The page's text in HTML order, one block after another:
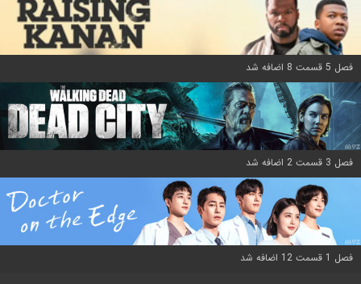
فصل 5 قسمت 8 اضافه شد
فصل 3 قسمت 2 اضافه شد
فصل 1 قسمت 12 اضافه شد